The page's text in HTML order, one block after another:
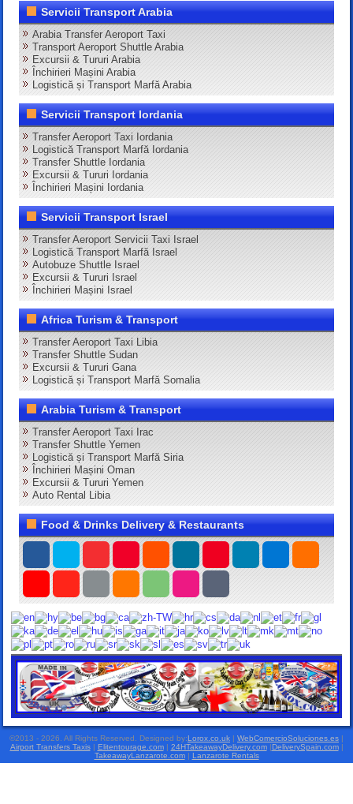
Servicii Transport Arabia
Arabia Transfer Aeroport Taxi
Transport Aeroport Shuttle Arabia
Excursii & Tururi Arabia
Închirieri Mașini Arabia
Logistică și Transport Marfă Arabia
Servicii Transport Iordania
Transfer Aeroport Taxi Iordania
Logistică Transport Marfă Iordania
Transfer Shuttle Iordania
Excursii & Tururi Iordania
Închirieri Mașini Iordania
Servicii Transport Israel
Transfer Aeroport Servicii Taxi Israel
Logistică Transport Marfă Israel
Autobuze Shuttle Israel
Excursii & Tururi Israel
Închirieri Mașini Israel
Africa Turism & Transport
Transfer Aeroport Taxi Libia
Transfer Shuttle Sudan
Excursii & Tururi Gana
Logistică și Transport Marfă Somalia
Arabia Turism & Transport
Transfer Aeroport Taxi Irac
Transfer Shuttle Yemen
Logistică și Transport Marfă Siria
Închirieri Mașini Oman
Excursii & Tururi Yemen
Auto Rental Libia
Food & Drinks Delivery & Restaurants
©2013 - 2026. All Rights Reserved. Designed by:Lorox.co.uk | WebComercioSoluciones.es |
Airport Transfers Taxis| Elitentourage.com| 24HTakeawayDelivery.com|DeliverySpain.com|
TakeawayLanzarote.com| Lanzarote Rentals